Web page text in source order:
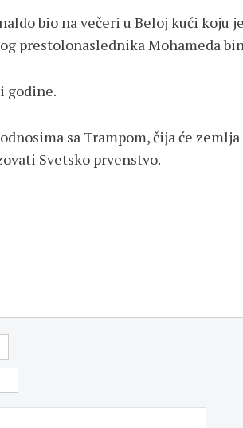
bio na večeri u Beloj kući koju
prestolonaslednika Mohameda
godine.
sa Trampom, čija će zemlja
Svetsko prvenstvo.